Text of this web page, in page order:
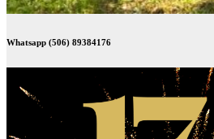
Whatsapp (506) 89384176